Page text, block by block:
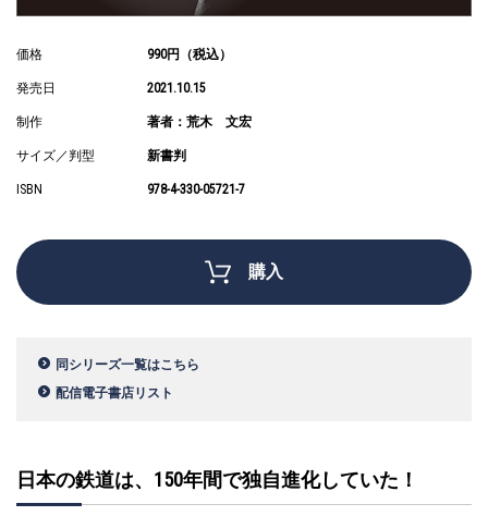
価格 990円（税込）
発売日 2021.10.15
制作 著者：荒木 文宏
サイズ／判型 新書判
ISBN 978-4-330-05721-7
購入
同シリーズ一覧はこちら
配信電子書店リスト
日本の鉄道は、150年間で独自進化していた！